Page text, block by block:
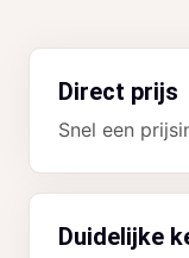
Direct prijs
Snel een
Duidelijke